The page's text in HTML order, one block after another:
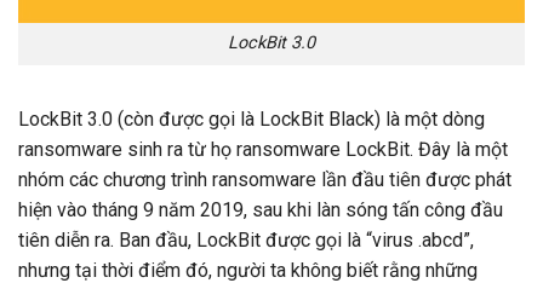
LockBit 3.0
LockBit 3.0 (còn được gọi là LockBit Black) là một dòng
ransomware sinh ra từ họ ransomware LockBit. Đây là một
nhóm các chương trình ransomware lần đầu tiên được phát
hiện vào tháng 9 năm 2019, sau khi làn sóng tấn công đầu
tiên diễn ra. Ban đầu, LockBit được gọi là “virus .abcd”,
nhưng tại thời điểm đó, người ta không biết rằng những